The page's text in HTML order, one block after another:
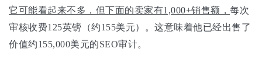
它可能看起来不多，但下面的卖家有1,000+销售额， 每次
审核收费125英镑（约155美元）。这意味着他已经出售了
价值约155,000美元的SEO审计。